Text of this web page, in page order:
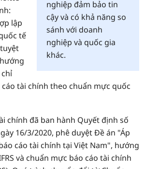
nghiệp đảm bảo tin
cậy và có khả năng so
sánh với doanh
nghiệp và quốc gia
khác.
lập
tế
tài chính theo chuẩn mực quốc
chính đã ban hành Quyết định số
16/3/2020, phê duyệt Đề án "Áp
cáo tài chính tại Việt Nam", hướng
và chuẩn mực báo cáo tài chính